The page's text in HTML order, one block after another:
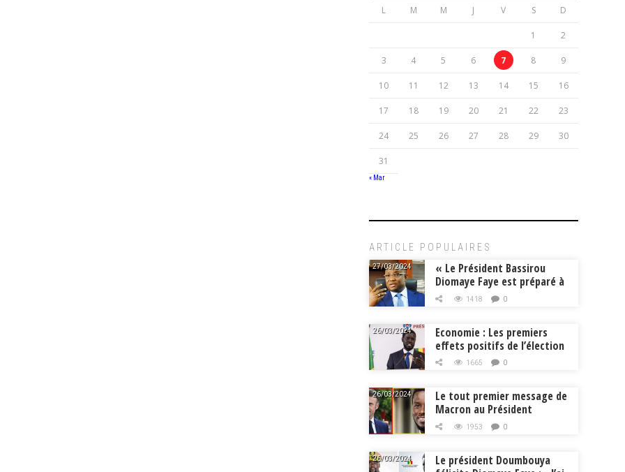
L M M J V S D
1 2
3 4 5 6 7 8 9
10 11 12 13 14 15 16
17 18 19 20 21 22 23
24 25 26 27 28 29 30
31
« Mar
ARTICLE POPULAIRES
27/03/2024
« Le Président Bassirou
Diomaye Faye est préparé à
la tâche », Mouhamadou
Makhtar Cissé, Min.
1418 0
26/03/2024
Economie : Les premiers
effets positifs de l’élection
de Bassirou Diomaye Faye
1665 0
26/03/2024
Le tout premier message de
Macron au Président
Diomaye Faye
1953 0
26/03/2024
Le président Doumbouya